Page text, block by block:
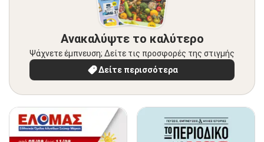
Ανακαλύψτε το καλύτερο
Ψάχνετε έμπνευση; Δείτε τις προσφορές της στιγμής
Δείτε περισσότερα